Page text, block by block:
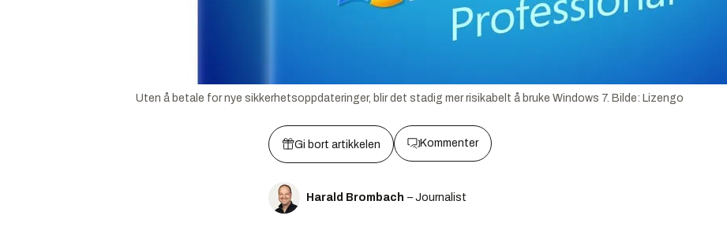
Uten å betale for nye sikkerhetsoppdateringer, blir det stadig mer risikabelt å bruke Windows 7. Bilde: Lizengo
Gi bort artikkelen Kommenter
Harald Brombach – Journalist